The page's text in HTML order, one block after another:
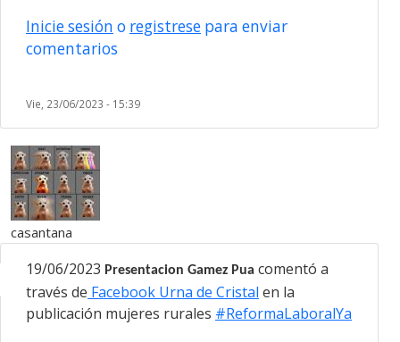
Inicie sesión o registrese para enviar
comentarios
Vie, 23/06/2023 - 15:39
casantana
19/06/2023 Presentacion Gamez Pua comentó a
través de Facebook Urna de Cristal en la
publicación mujeres rurales #ReformaLaboralYa